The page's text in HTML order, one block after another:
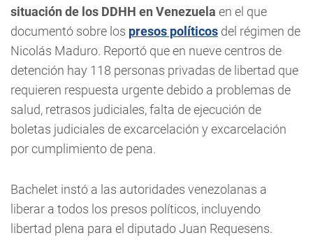
situación de los DDHH en Venezuela en el que
documentó sobre los presos políticos del régimen de
Nicolás Maduro. Reportó que en nueve centros de
detención hay 118 personas privadas de libertad que
requieren respuesta urgente debido a problemas de
salud, retrasos judiciales, falta de ejecución de
boletas judiciales de excarcelación y excarcelación
por cumplimiento de pena.
Bachelet instó a las autoridades venezolanas a
liberar a todos los presos políticos, incluyendo
libertad plena para el diputado Juan Requesens.